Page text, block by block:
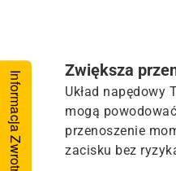
Zwiększa
Układ napędowy
mogą
przenoszenie
zacisku bez
Informacja Zwrotna